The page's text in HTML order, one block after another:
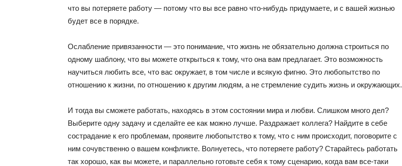
что вы потеряете работу — потому что вы все равно что-нибудь придумаете, и с вашей жизнью
будет все в порядке.
Ослабление привязанности — это понимание, что жизнь не обязательно должна строиться по
одному шаблону, что вы можете открыться к тому, что она вам предлагает. Это возможность
научиться любить все, что вас окружает, в том числе и всякую фигню. Это любопытство по
отношению к жизни, по отношению к другим людям, а не стремление судить жизнь и окружающих.
И тогда вы сможете работать, находясь в этом состоянии мира и любви. Слишком много дел?
Выберите одну задачу и сделайте ее как можно лучше. Раздражает коллега? Найдите в себе
сострадание к его проблемам, проявите любопытство к тому, что с ним происходит, поговорите с
ним сочувственно о вашем конфликте. Волнуетесь, что потеряете работу? Старайтесь работать
так хорошо, как вы можете, и параллельно готовьте себя к тому сценарию, когда вам все-таки